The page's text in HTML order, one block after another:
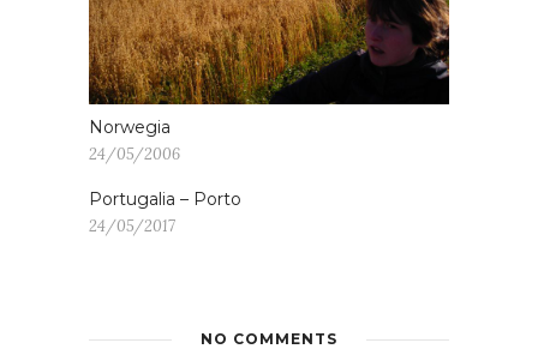
Norwegia
24/05/2006
Portugalia – Porto
24/05/2017
NO COMMENTS